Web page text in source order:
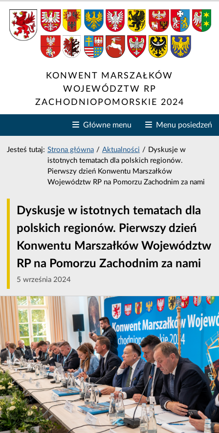
Konwent Marszałków
KONWENT MARSZAŁKÓW
WOJEWÓDZTW RP
ZACHODNIOPOMORSKIE 2024
Główne menu Zwiń lub rozwiń główne
Menu posiedzeń
Jesteś tutaj: Strona główna / Aktualności / Dyskusje w
istotnych tematach dla polskich regionów.
Pierwszy dzień Konwentu Marszałków
Województw RP na Pomorzu Zachodnim za nami
Dyskusje w istotnych tematach dla
polskich regionów. Pierwszy dzień
Konwentu Marszałków Województw
RP na Pomorzu Zachodnim za nami
5 września 2024